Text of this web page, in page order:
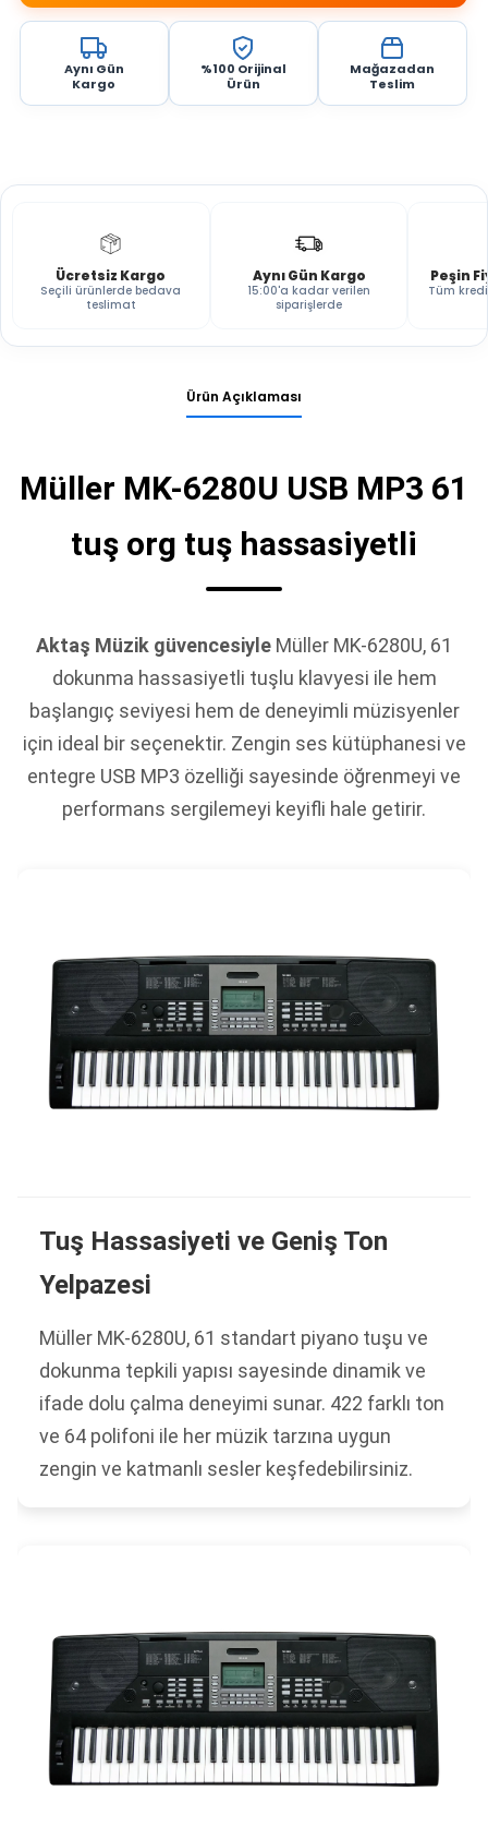
Aynı Gün
Kargo
%100 Orijinal
Ürün
Mağazadan
Teslim
Ücretsiz Kargo
Seçili ürünlerde bedava
teslimat
Aynı Gün Kargo
15:00'a kadar verilen
siparişlerde
Peşin
Tüm
Ürün Açıklaması
Müller MK-6280U USB MP3 61
tuş org tuş hassasiyetli
Aktaş Müzik güvencesiyle Müller MK-6280U, 61
dokunma hassasiyetli tuşlu klavyesi ile hem
başlangıç seviyesi hem de deneyimli müzisyenler
için ideal bir seçenektir. Zengin ses kütüphanesi ve
entegre USB MP3 özelliği sayesinde öğrenmeyi ve
performans sergilemeyi keyifli hale getirir.
Tuş Hassasiyeti ve Geniş Ton
Yelpazesi
Müller MK-6280U, 61 standart piyano tuşu ve
dokunma tepkili yapısı sayesinde dinamik ve
ifade dolu çalma deneyimi sunar. 422 farklı ton
ve 64 polifoni ile her müzik tarzına uygun
zengin ve katmanlı sesler keşfedebilirsiniz.